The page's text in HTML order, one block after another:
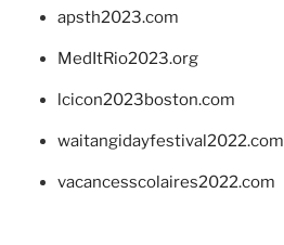
apsth2023.com
MedItRio2023.org
lcicon2023boston.com
waitangidayfestival2022.com
vacancesscolaires2022.com